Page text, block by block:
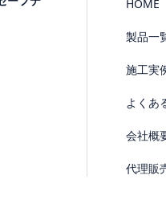
HOME
製品一
施工実
よくあ
会社概
代理販